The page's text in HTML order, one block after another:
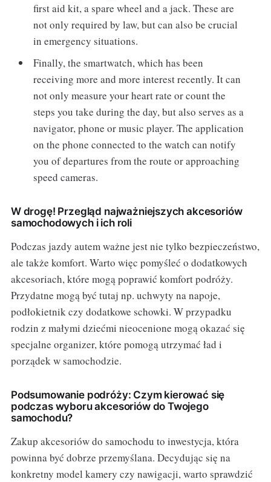
first aid kit, a spare wheel and a jack. These are
not only required by law, but can also be crucial
in emergency situations.
Finally, the smartwatch, which has been
receiving more and more interest recently. It can
not only measure your heart rate or count the
steps you take during the day, but also serves as a
navigator, phone or music player. The application
on the phone connected to the watch can notify
you of departures from the route or approaching
speed cameras.
W drogę! Przegląd najważniejszych akcesoriów
samochodowych i ich roli
Podczas jazdy autem ważne jest nie tylko bezpieczeństwo,
ale także komfort. Warto więc pomyśleć o dodatkowych
akcesoriach, które mogą poprawić komfort podróży.
Przydatne mogą być tutaj np. uchwyty na napoje,
podłokietnik czy dodatkowe schowki. W przypadku
rodzin z małymi dziećmi nieocenione mogą okazać się
specjalne organizer, które pomogą utrzymać ład i
porządek w samochodzie.
Podsumowanie podróży: Czym kierować się
podczas wyboru akcesoriów do Twojego
samochodu?
Zakup akcesoriów do samochodu to inwestycja, która
powinna być dobrze przemyślana. Decydując się na
konkretny model kamery czy nawigacji, warto sprawdzić